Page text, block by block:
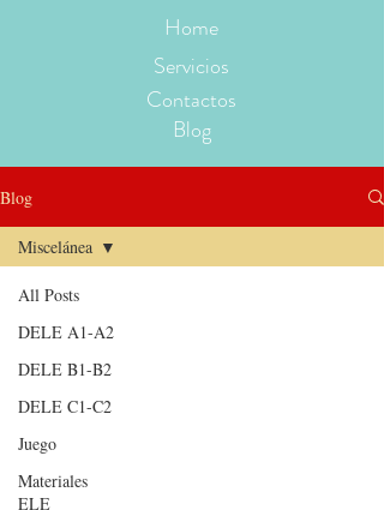
Home
Servicios
Contactos
Blog
Blog
All Posts
DELE A1-A2
DELE B1-B2
DELE C1-C2
Juego
Materiales
ELE
Miscelánea